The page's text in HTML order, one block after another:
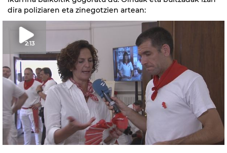
dira poliziaren eta zinegotzien artean:
2:13